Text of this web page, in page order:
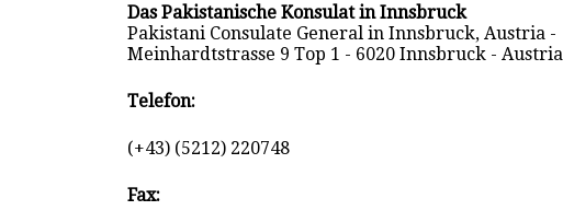
Das Pakistanische Konsulat in Innsbruck
Pakistani Consulate General in Innsbruck, Austria -
Meinhardtstrasse 9 Top 1 - 6020 Innsbruck - Austria
Telefon:
(+43) (5212) 220748
Fax: